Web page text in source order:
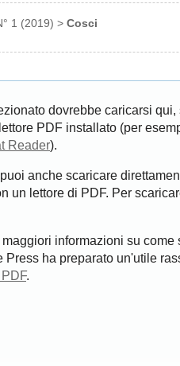
1 (2019) > Cosci
dovrebbe caricarsi
PDF installato (per
Reader).
puoi anche scaricare
un lettore di PDF. Per
informazioni su
Press ha preparato un'utile
.